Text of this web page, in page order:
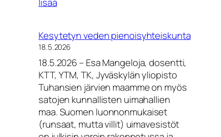
Seminaari:
Liikuntapolitiikkaa
vuosina
1980−1998
Kesytetyn veden pienoisyhteiskunta
18.5.2026
18.5.2026 – Esa Mangeloja, dosentti,
KTT, YTM, TK, Jyväskylän yliopisto
Tuhansien järvien maamme on myös
satojen kunnallisten uimahallien
maa. Suomen luonnonmukaiset
(runsaat, mutta villit) uimavesistöt